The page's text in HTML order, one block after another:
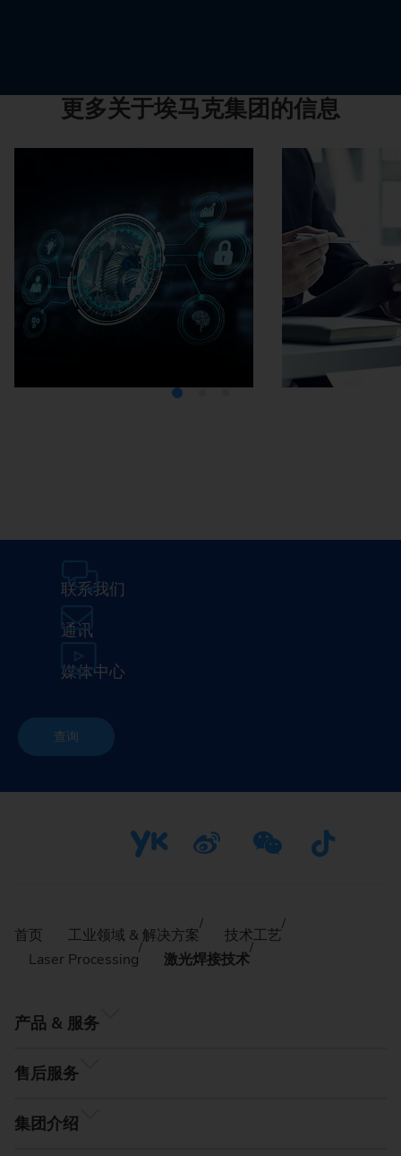
更多关于埃马克集团的信息
联系我们
通讯
媒体中心
查询
首页 工业领域 & 解决方案
技术工艺
Laser Processing
激光焊接技术
产品 & 服务
售后服务
集团介绍